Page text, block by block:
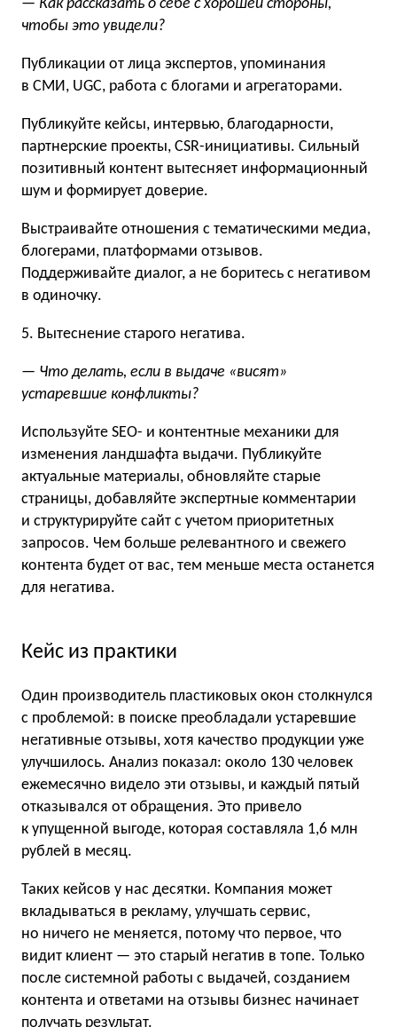
— Как рассказать о себе с хорошей стороны,
чтобы это увидели?
Публикации от лица экспертов, упоминания
в СМИ, UGC, работа с блогами и агрегаторами.
Публикуйте кейсы, интервью, благодарности,
партнерские проекты, CSR-инициативы. Сильный
позитивный контент вытесняет информационный
шум и формирует доверие.
Выстраивайте отношения с тематическими медиа,
блогерами, платформами отзывов.
Поддерживайте диалог, а не боритесь с негативом
в одиночку.
5. Вытеснение старого негатива.
— Что делать, если в выдаче «висят»
устаревшие конфликты?
Используйте SEO- и контентные механики для
изменения ландшафта выдачи. Публикуйте
актуальные материалы, обновляйте старые
страницы, добавляйте экспертные комментарии
и структурируйте сайт с учетом приоритетных
запросов. Чем больше релевантного и свежего
контента будет от вас, тем меньше места останется
для негатива.
Кейс из практики
Один производитель пластиковых окон столкнулся
с проблемой: в поиске преобладали устаревшие
негативные отзывы, хотя качество продукции уже
улучшилось. Анализ показал: около 130 человек
ежемесячно видело эти отзывы, и каждый пятый
отказывался от обращения. Это привело
к упущенной выгоде, которая составляла 1,6 млн
рублей в месяц.
Таких кейсов у нас десятки. Компания может
вкладываться в рекламу, улучшать сервис,
но ничего не меняется, потому что первое, что
видит клиент — это старый негатив в топе. Только
после системной работы с выдачей, созданием
контента и ответами на отзывы бизнес начинает
получать результат.